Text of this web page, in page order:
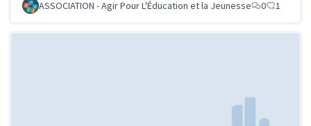
ASSOCIATION - Agir Pour L'Éducation et la Jeunesse
0 1